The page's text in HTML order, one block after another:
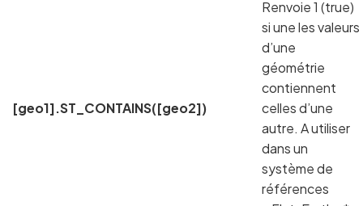
[geo1].ST_CONTAINS([geo2])
Renvoie 1 (true)
si une les valeurs
d’une
géométrie
contiennent
celles d’une
autre. A utiliser
dans un
système de
références